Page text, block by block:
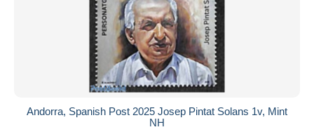
Andorra, Spanish Post 2025 Josep Pintat Solans 1v, Mint
NH